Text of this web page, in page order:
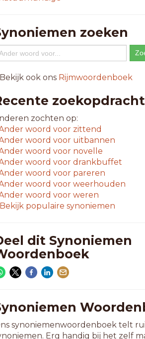
zoeken
ook ons Rijmwoordenboek
zochten op:
woord voorzittend
woord vooruitbannen
woord voornovelle
woord voordrankbuffet
woord voorpareren
woord voorweerhouden
woord voorweren
Bekijk populaire synoniemen
dit Synoniemen
synoniemenwoordenboek telt
Erg handig bij het zelf